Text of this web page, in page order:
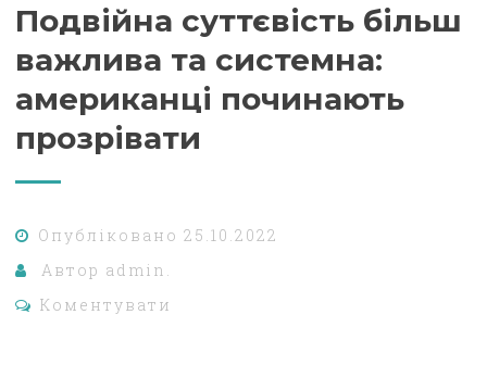
Подвійна суттєвість більш
важлива та системна:
американці починають
прозрівати
Опубліковано 25.10.2022
Автор admin.
Коментувати